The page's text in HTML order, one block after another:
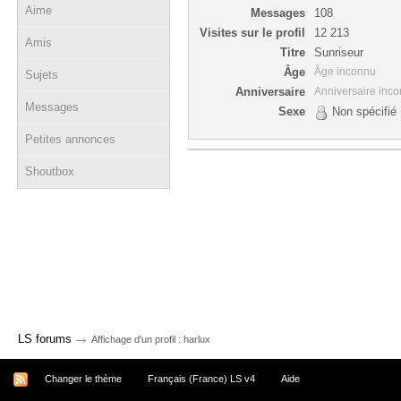
Aime
Amis
Sujets
Messages
Petites annonces
Shoutbox
Messages
108
Visites sur le profil
12 213
Titre
Sunriseur
Âge
Âge inconnu
Anniversaire Anniversaire
Sexe Non spécifié
LS forums → Affichage d'un profil : harlux
Changer le thème Français (France) LS v4 Aide